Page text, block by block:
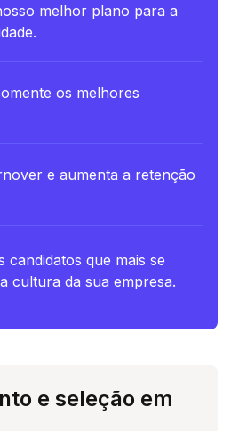
melhor plano para a
os melhores
e aumenta a retenção
candidatos que mais se
cultura da sua empresa.
e seleção em